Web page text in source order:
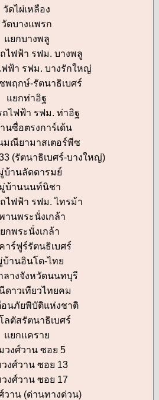
วัดไผ่เหลือง
วัดบางแพรก
แยกบางพลู
ไฟฟ้า รฟม. บางพลู
ฟ้า รฟม. บางรักใหญ่
พฤกษ์-รัตนาธิเบศร์
แยกท่าอิฐ
ถไฟฟ้า รฟม. ท่าอิฐ
นซื่อตรงการ์เด้น
มณียามาสเตอร์พีซ
(รัตนาธิเบศร์-บางใหญ่)
บ้านลัดดารมย์
บ้านนนท์นิชา
ไฟฟ้า รฟม. ไทรม้า
านพระนั่งเกล้า
กพระนั่งเกล้า
าร์ฟูร์รัตนธิเบศร์
านอินโด-ไทย
ลางจังหวัดนนทบุรี
ดาวเทียวไทยคม
อนภัยพิบัติแห่งชาติ
ลตัสรัตนาธิเบศร์
แยกแคราย
วงศ์วาน ซอย 5
วงศ์วาน ซอย 13
วงศ์วาน ซอย 17
วาน (ด่านทางด่วน)